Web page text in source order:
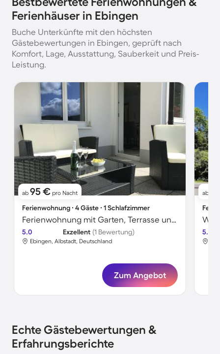
Ferienhäuser in Ebingen
Buche Unterkünfte mit den höchsten
Gästebewertungen in Ebingen, geprüft nach
Komfort, Lage, Ausstattung, Sauberkeit und Preis-
Leistung.
ab 95 € pro Nacht
Ferienwohnung ∙ 4 Gäste ∙ 1 Schlafzimmer
Ferienwohnung mit Garten, Terrasse und Sauna
5.0 Exzellent (1 Bewertung)
Ebingen, Albstadt, Deutschland
Zum Angebot
ab
5.0
Echte Gästebewertungen &
Erfahrungsberichte